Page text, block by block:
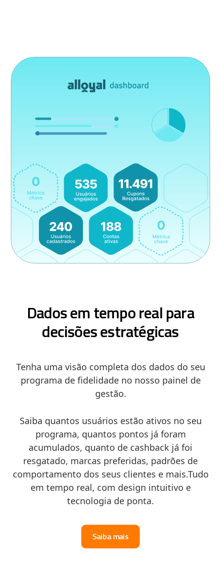
Dados em tempo real para
decisões estratégicas
Tenha uma visão completa dos dados do seu
programa de fidelidade no nosso painel de
gestão.
Saiba quantos usuários estão ativos no seu
programa, quantos pontos já foram
acumulados, quanto de cashback já foi
resgatado, marcas preferidas, padrões de
comportamento dos seus clientes e mais.Tudo
em tempo real, com design intuitivo e
tecnologia de ponta.
Saiba mais